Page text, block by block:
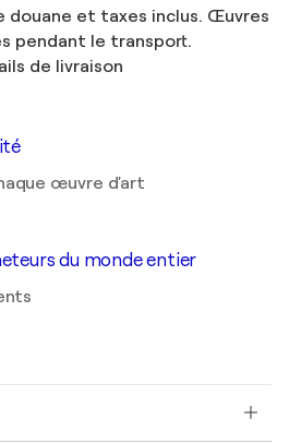
douane et taxes inclus. Œuvres
pendant le transport.
de livraison
œuvre d'art
du monde entier